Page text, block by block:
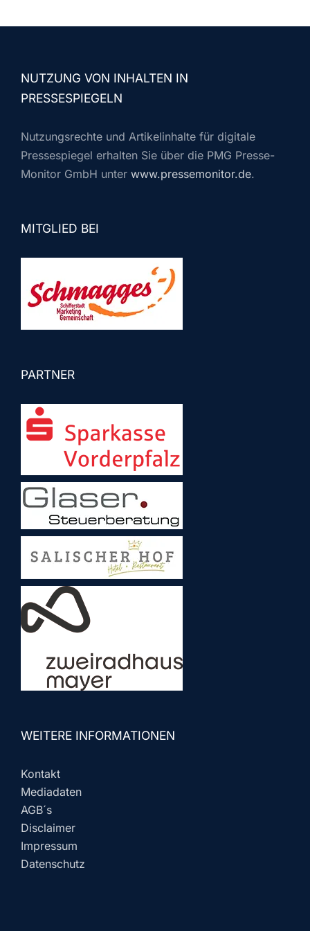
NUTZUNG VON INHALTEN IN
PRESSESPIEGELN
Nutzungsrechte und Artikelinhalte für digitale
Pressespiegel erhalten Sie über die PMG Presse-
Monitor GmbH unter www.pressemonitor.de.
MITGLIED BEI
PARTNER
WEITERE INFORMATIONEN
Kontakt
Mediadaten
AGB´s
Disclaimer
Impressum
Datenschutz